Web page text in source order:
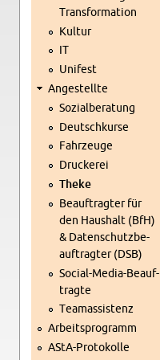
Trans­for­ma­ti­on
Kul­tur
IT
Uni­fest
An­ge­stell­te
So­zi­al­be­ra­tung
Deutsch­kur­se
Fahr­zeu­ge
Dru­cke­rei
Theke
Be­auf­trag­ter für
den Haus­halt (BfH)
& Da­ten­schutz­be­
auf­trag­ter (DSB)
So­ci­al-Me­dia-Be­auf­
trag­te
Tea­m­as­sis­tenz
Ar­beits­pro­gramm
AStA-Pro­to­kol­le